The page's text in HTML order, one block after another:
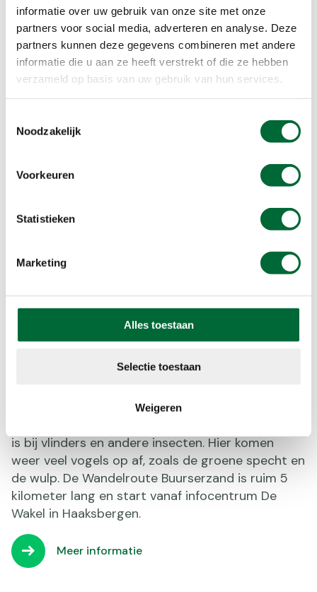
informatie over uw gebruik van onze site met onze
partners voor social media, adverteren en analyse. Deze
partners kunnen deze gegevens combineren met andere
informatie die u aan ze heeft verstrekt of die ze hebben
verzameld op basis van uw gebruik van hun services.
Noodzakelijk
Voorkeuren
Statistieken
Marketing
Alles toestaan
Selectie toestaan
Weigeren
Meer informatie
Wandelroute Buurserzand
De naam Buurserand doet misschien denken aan
een stuifzandvlakte, maar niets is minder waar. In
dit natte natuurgebied wandel je over
graslanden. Langs de rand van het Buurserzand
te maaien, kunnen grassen en kruiden helemaal
is bij vlinders en andere insecten. Hier komen
weer veel vogels op af, zoals de groene specht en
de wulp. De Wandelroute Buurserzand is ruim 5
kilometer lang en start vanaf infocentrum De
Wakel in Haaksbergen.
Meer informatie